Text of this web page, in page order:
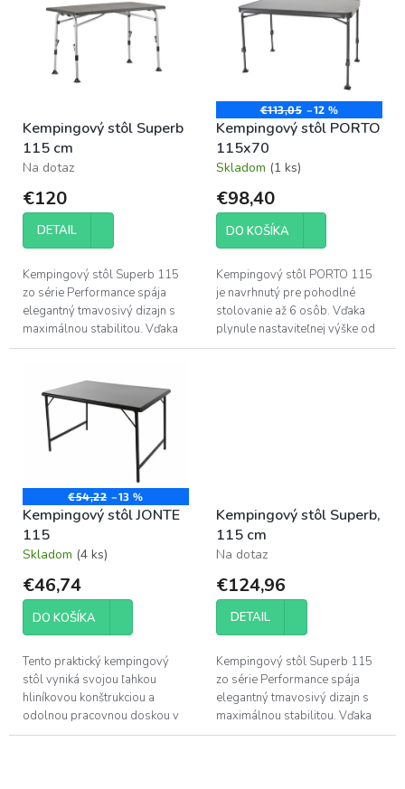
o
vd
u
k
t
o
Kempingový stôl Superb
115 cm
Na dotaz
€120
DETAIL
Kempingový stôl Superb 115
zo série Performance spája
elegantný tmavosivý dizajn s
maximálnou stabilitou. Vďaka
unikátnemu systému
individuálne...
€113,05 –12 %
Kempingový stôl PORTO
115x70
Skladom (1 ks)
€98,40
DO KOŠÍKA
Kempingový stôl PORTO 115
je navrhnutý pre pohodlné
stolovanie až 6 osôb. Vďaka
plynule nastaviteľnej výške od
55 do 75 cm a
€54,22 –13 %
Kempingový stôl JONTE
115
Skladom (4 ks)
€46,74
DO KOŠÍKA
Tento praktický kempingový
stôl vyniká svojou ľahkou
hliníkovou konštrukciou a
odolnou pracovnou doskou v
sivej farbe. S nosnosťou 30 kg
Kempingový stôl Superb,
115 cm
Na dotaz
€124,96
DETAIL
Kempingový stôl Superb 115
zo série Performance spája
elegantný tmavosivý dizajn s
maximálnou stabilitou. Vďaka
unikátnemu systému